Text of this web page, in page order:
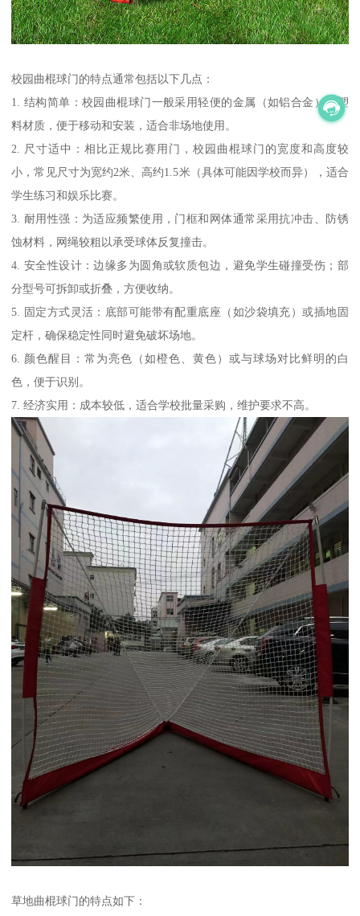
校园曲棍球门的特点通常包括以下几点：
1. 结构简单：校园曲棍球门一般采用轻便的金属（如铝合金）或塑
料材质，便于移动和安装，适合非场地使用。
2. 尺寸适中：相比正规比赛用门，校园曲棍球门的宽度和高度较
小，常见尺寸为宽约2米、高约1.5米（具体可能因学校而异），适合
学生练习和娱乐比赛。
3. 耐用性强：为适应频繁使用，门框和网体通常采用抗冲击、防锈
蚀材料，网绳较粗以承受球体反复撞击。
4. 安全性设计：边缘多为圆角或软质包边，避免学生碰撞受伤；部
分型号可拆卸或折叠，方便收纳。
5. 固定方式灵活：底部可能带有配重底座（如沙袋填充）或插地固
定杆，确保稳定性同时避免破坏场地。
6. 颜色醒目：常为亮色（如橙色、黄色）或与球场对比鲜明的白
色，便于识别。
7. 经济实用：成本较低，适合学校批量采购，维护要求不高。
草地曲棍球门的特点如下：